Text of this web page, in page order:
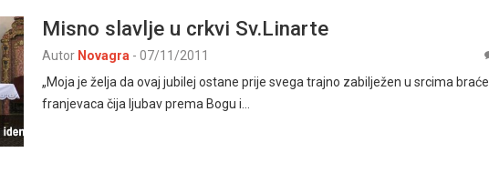
Misno slavlje u crkvi Sv.Linarte
Autor Novagra - 07/11/2011
„Moja je želja da ovaj jubilej ostane prije svega trajno zabilježen u srcima braće
franjevaca čija ljubav prema Bogu i…